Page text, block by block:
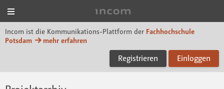
Incom ist die Kommunikations-Plattform der Fachhochschule
Potsdam
mehr erfahren
Registrieren Einloggen